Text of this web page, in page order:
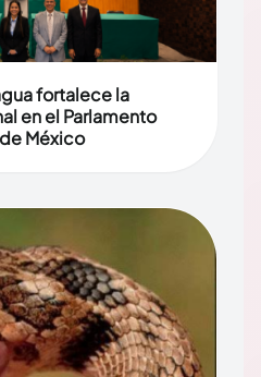
fortalece la
en el Parlamento
México